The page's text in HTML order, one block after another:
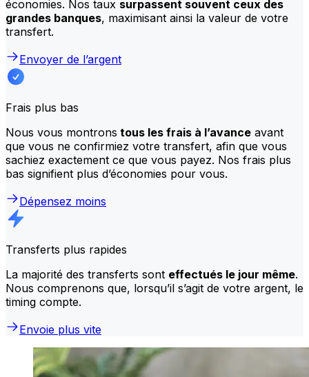
économies. Nos taux surpassent souvent ceux des
grandes banques, maximisant ainsi la valeur de votre
transfert.
Envoyer de l’argent
Frais plus bas
Nous vous montrons tous les frais à l’avance avant
que vous ne confirmiez votre transfert, afin que vous
sachiez exactement ce que vous payez. Nos frais plus
bas signifient plus d’économies pour vous.
Dépensez moins
Transferts plus rapides
La majorité des transferts sont effectués le jour même.
Nous comprenons que, lorsqu’il s’agit de votre argent, le
timing compte.
Envoie plus vite